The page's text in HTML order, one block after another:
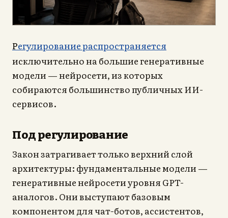
Регулирование распространяется
исключительно на большие генеративные
модели — нейросети, из которых
собираются большинство публичных ИИ-
сервисов.
Под регулирование
Закон затрагивает только верхний слой
архитектуры: фундаментальные модели —
генеративные нейросети уровня GPT-
аналогов. Они выступают базовым
компонентом для чат-ботов, ассистентов,